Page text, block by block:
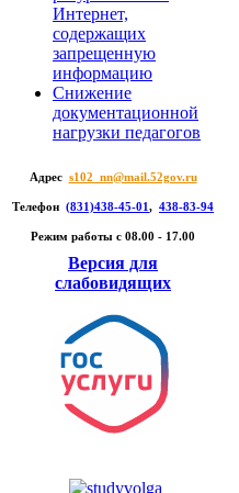
Интернет,
содержащих
запрещенную
информацию
Снижение
документационной
нагрузки педагогов
Адрес s102_nn@mail.52gov.ru
Телефон (831)438-45-01 , 438-83-94
Режим работы c 08.00 - 17.00
Версия для
слабовидящих